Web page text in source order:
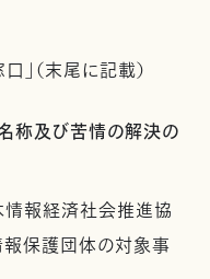
」（末尾に記載）
称及び苦情の解決の
情報経済社会推進協
報保護団体の対象事